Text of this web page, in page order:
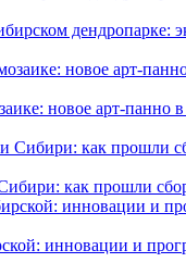
дендропарке:
новое арт-панно
как прошли
инновации и